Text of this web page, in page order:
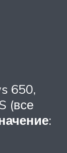
650,
(все
: